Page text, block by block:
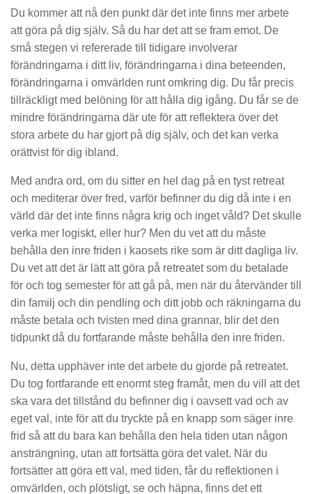
Du kommer att nå den punkt där det inte finns mer arbete
att göra på dig själv. Så du har det att se fram emot. De
små stegen vi refererade till tidigare involverar
förändringarna i ditt liv, förändringarna i dina beteenden,
förändringarna i omvärlden runt omkring dig. Du får precis
tillräckligt med belöning för att hålla dig igång. Du får se de
mindre förändringarna där ute för att reflektera över det
stora arbete du har gjort på dig själv, och det kan verka
orättvist för dig ibland.
Med andra ord, om du sitter en hel dag på en tyst retreat
och mediterar över fred, varför befinner du dig då inte i en
värld där det inte finns några krig och inget våld? Det skulle
verka mer logiskt, eller hur? Men du vet att du måste
behålla den inre friden i kaosets rike som är ditt dagliga liv.
Du vet att det är lätt att göra på retreatet som du betalade
för och tog semester för att gå på, men när du återvänder till
din familj och din pendling och ditt jobb och räkningarna du
måste betala och tvisten med dina grannar, blir det den
tidpunkt då du fortfarande måste behålla den inre friden.
Nu, detta upphäver inte det arbete du gjorde på retreatet.
Du tog fortfarande ett enormt steg framåt, men du vill att det
ska vara det tillstånd du befinner dig i oavsett vad och av
eget val, inte för att du tryckte på en knapp som säger inre
frid så att du bara kan behålla den hela tiden utan någon
ansträngning, utan att fortsätta göra det valet. När du
fortsätter att göra ett val, med tiden, får du reflektionen i
omvärlden, och plötsligt, se och häpna, finns det ett